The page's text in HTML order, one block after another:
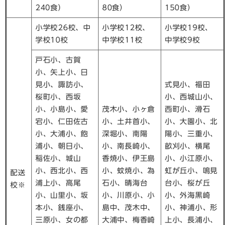
240食）
80食）
150食）
配送
校※
小学校26校、中
学校10校
小学校12校、
中学校11校
小学校19校、
中学校9校
戸石小、古賀
小、矢上小、日
見小、諏訪小、
桜町小、西坂
小、小島小、愛
宕小、仁田佐古
小、大浦小、飽
浦小、朝日小、
稲佐小、城山
小、西北小、西
浦上小、高尾
小、山里小、坂
本小、銭座小、
三原小、女の都
茂木小、小ヶ倉
小、土井首小、
深堀小、南陽
小、南長崎小、
香焼小、伊王島
小、蚊焼小、為
石小、晴海台
小、川原小、小
島中、茂木中、
大浦中、梅香崎
式見小、福田
小、西城山小、
西町小、滑石
小、大園小、北
陽小、三重小、
畝刈小、横尾
小、小江原小、
虹が丘小、鳴見
台小、桜が丘
小、外海黒崎
小、神浦小、形
上小、長浦小、